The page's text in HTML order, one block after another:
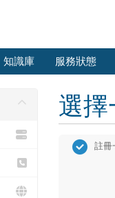
知識庫 服務狀態
選擇
註冊